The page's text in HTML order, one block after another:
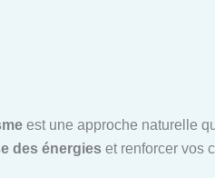
est une approche naturelle
des énergies et renforcer vos